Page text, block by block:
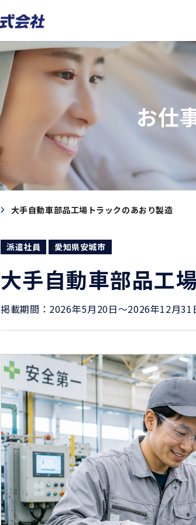
代表挨拶 会社概要
一般労働者派遣業 業務請負
お仕
大手自動車部品工場トラックのあおり製造
派遣社員 愛知県安城市
大手自動車部品工
掲載期間：2026年5月20日〜2026年12月31